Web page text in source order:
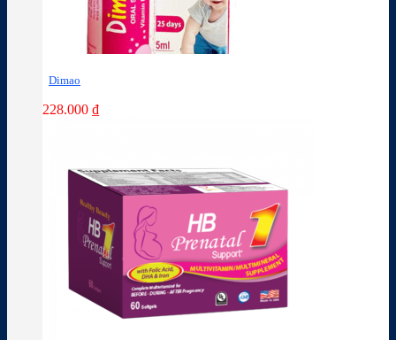
Dimao
228.000 ₫